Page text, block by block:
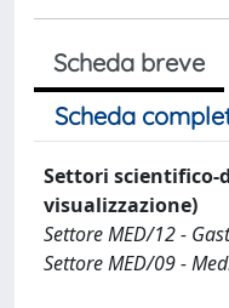
Scheda breve
Scheda
Settori scientifico-
visualizzazione)
Settore MED/12 -
Settore MED/09 -